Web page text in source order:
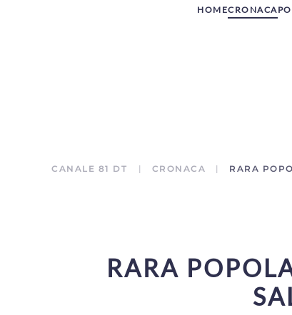
­HOMECRONACA
CANALE 81 DT CRONACA RARA
RARA